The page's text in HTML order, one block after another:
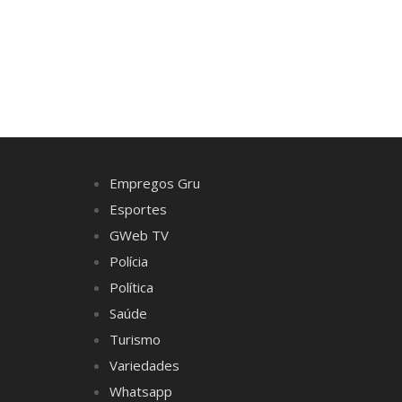
Empregos Gru
Esportes
GWeb TV
Polícia
Política
Saúde
Turismo
Variedades
Whatsapp